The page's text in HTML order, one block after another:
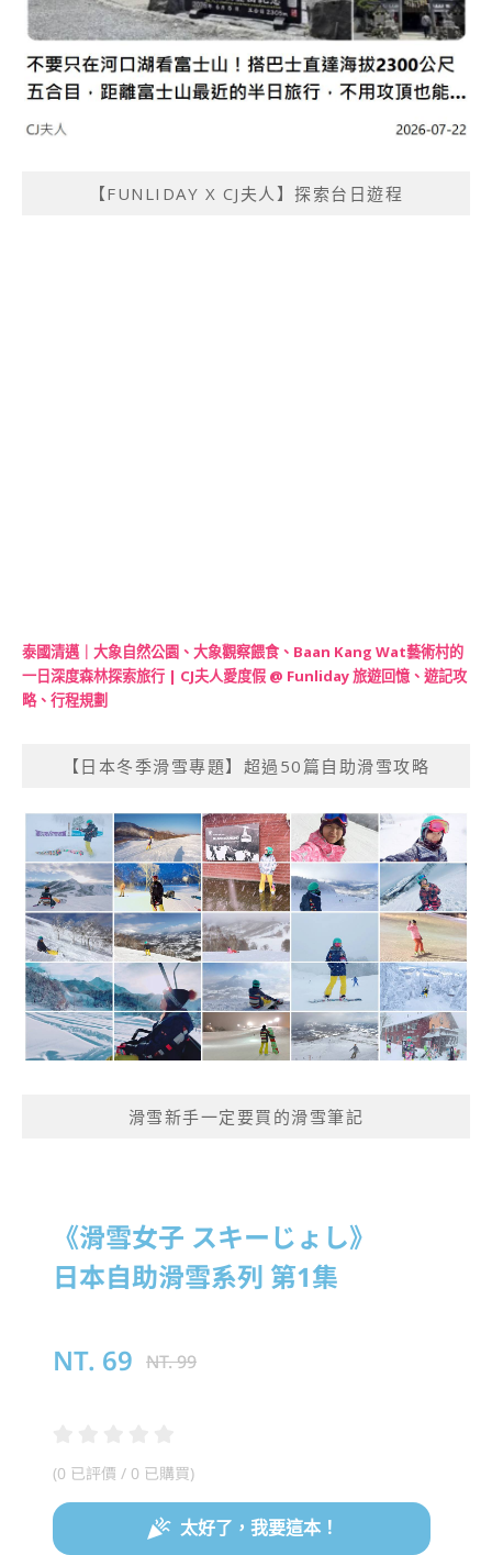
【FUNLIDAY X CJ夫人】探索台日遊程
泰國清邁｜大象自然公園、大象觀察餵食、Baan Kang Wat藝術村的
一日深度森林探索旅行 | CJ夫人愛度假 @ Funliday 旅遊回憶、遊記攻
略、行程規劃
【日本冬季滑雪專題】超過50篇自助滑雪攻略
滑雪新手一定要買的滑雪筆記